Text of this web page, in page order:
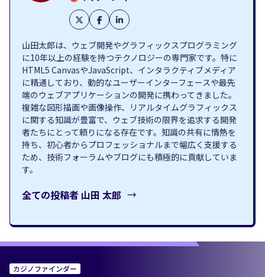
山田太郎は、ウェブ開発やグラフィックスプログラミング
に10年以上の経験を持つテクノロジーの専門家です。特に
HTML5 CanvasやJavaScript、インタラクティブメディア
に精通しており、動的なユーザーインターフェースや最先
端のウェブアプリケーションの開発に携わってきました。
複雑な図形描画や画像操作、リアルタイムグラフィックス
に関する知識が豊富で、ウェブ技術の限界を追求する開発
者たちにとって頼りになる存在です。知識の共有に情熱を
持ち、初心者からプロフェッショナルまで幅広く支援する
ため、技術フォーラムやブログにも積極的に貢献していま
す。
全ての投稿者 山田 太郎
カジノファインダー